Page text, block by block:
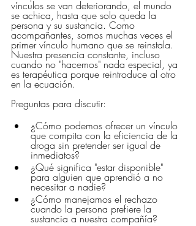
vínculos se van deteriorando, el mundo
se achica, hasta que solo queda la
persona y su sustancia. Como
acompañantes, somos muchas veces el
primer vínculo humano que se reinstala.
Nuestra presencia constante, incluso
cuando no "hacemos" nada especial, ya
es terapéutica porque reintroduce al otro
en la ecuación.
Preguntas para discutir:
¿Cómo podemos ofrecer un vínculo
que compita con la eficiencia de la
droga sin pretender ser igual de
inmediatos?
¿Qué significa "estar disponible"
para alguien que aprendió a no
necesitar a nadie?
¿Cómo manejamos el rechazo
cuando la persona prefiere la
sustancia a nuestra compañía?